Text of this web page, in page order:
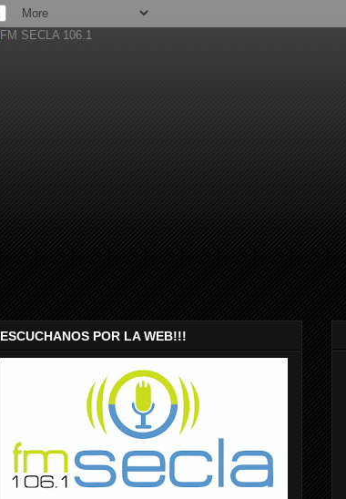
ESCUCHANOS POR LA WEB!!!